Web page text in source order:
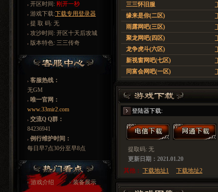
开区时间: 刚开一秒
游戏下载:下载专用登录器
提 取 码: 无
攻沙时间: 开区十天后攻城
版本特色: 三三传奇
客服热线：
无GM
唯一官网：
www.33mir2.com
交流Q Q群：
84236941
例行维护时间：
每日早7点30分至早8点
游戏介绍
装备展示
三三怀旧服
缘来是你(二区)
雨露网吧(三区)
聚龙网吧(四区)
龙争虎斗(六区)
新视窗网吧(七区)
同富会网吧(一区)
登陆器下载:
提取码: 无
更新日期：2021.01.20
其他： 下载地址1 下载地址2